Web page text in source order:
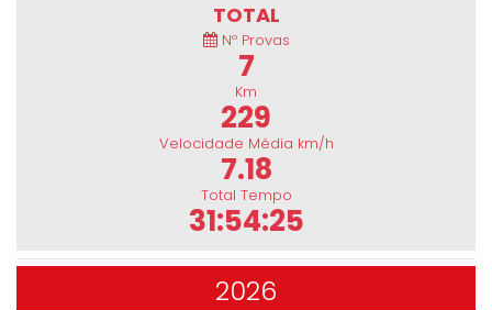
TOTAL
Nº Provas
7
Km
229
Velocidade Média km/h
7.18
Total Tempo
31:54:25
2026